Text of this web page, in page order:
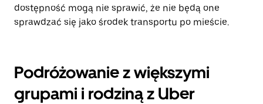
dostępność mogą nie sprawić, że nie będą one
sprawdzać się jako środek transportu po mieście.
Podróżowanie z większymi
grupami i rodziną z Uber